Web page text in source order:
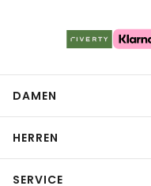
DAMEN
HERREN
SERVICE